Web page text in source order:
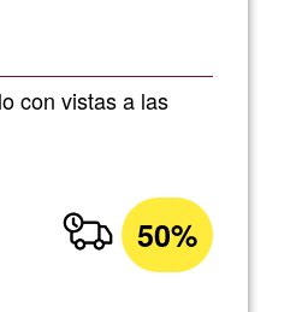
con vistas a las
50%